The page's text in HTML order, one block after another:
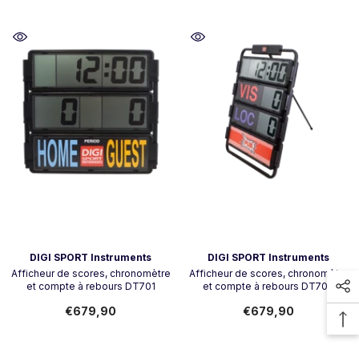
Vendor:DIGI SPORT Instruments
Afficheur de scores, chronomètre
et compte à rebours DT701
€679,90
Vendor:DIGI SPORT Instruments
Afficheur de scores, chronomètre
et compte à rebours DT700
€679,90